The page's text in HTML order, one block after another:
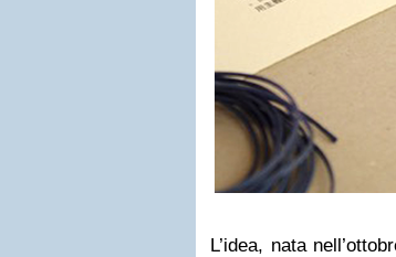
L’idea, nata